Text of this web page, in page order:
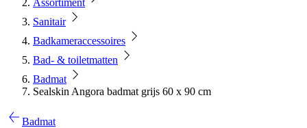
Assortiment
Sanitair
Badkameraccessoires
Bad- & toiletmatten
Badmat
Sealskin Angora badmat grijs 60 x 90 cm
Badmat